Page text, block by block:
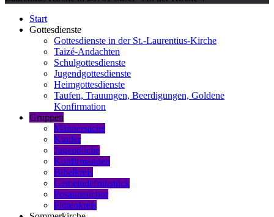
Start
Gottesdienste
Gottesdienste in der St.-Laurentius-Kirche
Taizé-Andachten
Schulgottesdienste
Jugendgottesdienste
Heimgottesdienste
Taufen, Trauungen, Beerdigungen, Goldene
Konfirmation
Gruppen
Männersache
Kinder
Jugendliche
Konfirmanden
Bibelkreis
Gemeindefrühstück
Posaunenchor
Flötenkreis